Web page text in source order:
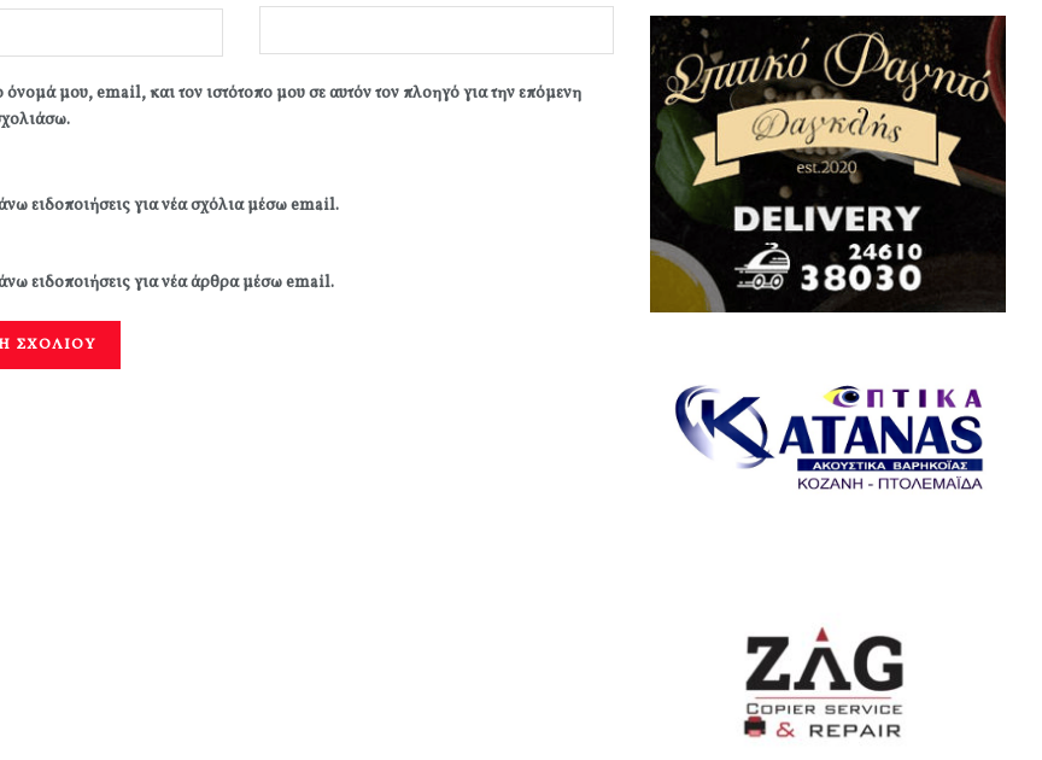
μου, email, και τον ιστότοπο μου σε αυτόν τον πλοηγό για την επόμενη
ειδοποιήσεις για νέα σχόλια μέσω email.
ειδοποιήσεις για νέα άρθρα μέσω email.